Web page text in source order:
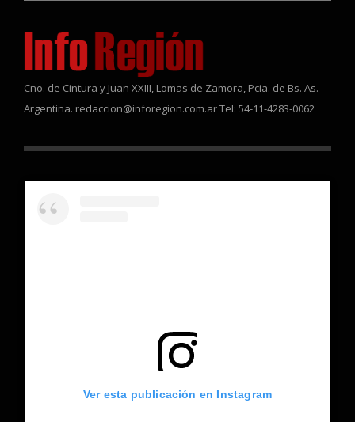
Cno. de Cintura y Juan XXIII, Lomas de Zamora, Pcia. de Bs. As.
Argentina. redaccion@inforegion.com.ar Tel: 54-11-4283-0062
Ver esta publicación en Instagram